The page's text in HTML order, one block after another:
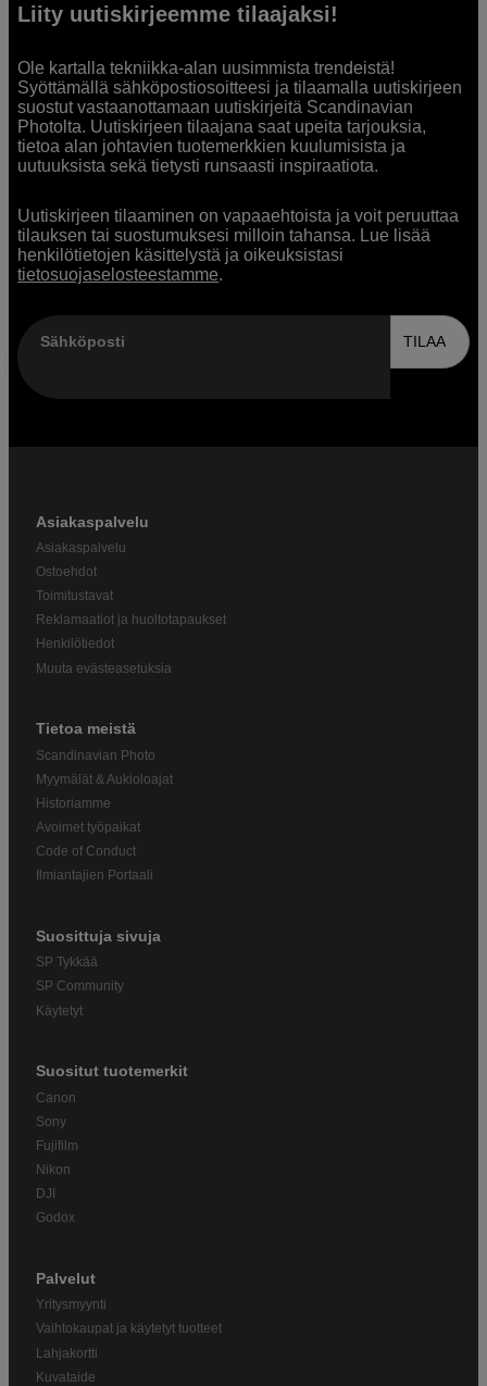
Liity uutiskirjeemme tilaajaksi!
Ole kartalla tekniikka-alan uusimmista trendeistä!
Syöttämällä sähköpostiosoitteesi ja tilaamalla uutiskirjeen
suostut vastaanottamaan uutiskirjeitä Scandinavian
Photolta. Uutiskirjeen tilaajana saat upeita tarjouksia,
tietoa alan johtavien tuotemerkkien kuulumisista ja
uutuuksista sekä tietysti runsaasti inspiraatiota.
Uutiskirjeen tilaaminen on vapaaehtoista ja voit peruuttaa
tilauksen tai suostumuksesi milloin tahansa. Lue lisää
henkilötietojen käsittelystä ja oikeuksistasi
tietosuojaselosteestamme.
Sähköposti TILAA
Asiakaspalvelu
Asiakaspalvelu
Ostoehdot
Toimitustavat
Reklamaatiot ja huoltotapaukset
Henkilötiedot
Muuta evästeasetuksia
Tietoa meistä
Scandinavian Photo
Myymälät & Aukioloajat
Historiamme
Avoimet työpaikat
Code of Conduct
Ilmiantajien Portaali
Suosittuja sivuja
SP Tykkää
SP Community
Käytetyt
Suositut tuotemerkit
Canon
Sony
Fujifilm
Nikon
DJI
Godox
Palvelut
Yritysmyynti
Vaihtokaupat ja käytetyt tuotteet
Lahjakortti
Kuvataide